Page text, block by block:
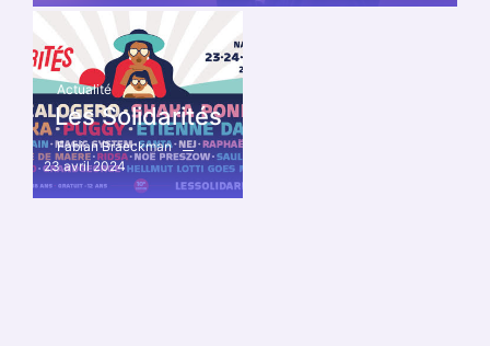
Actualité
Les Solidarités
Fabian Braeckman
23 avril 2024